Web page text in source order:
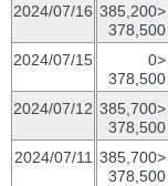
2024/07/16 385,200>
378,500
2024/07/15
0>
378,500
2024/07/12 385,700>
378,500
2024/07/11 385,700>
378,500